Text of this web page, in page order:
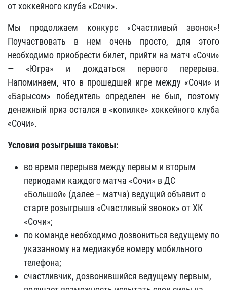
от хоккейного клуба «Сочи».
Мы продолжаем конкурс «Счастливый звонок»!
Поучаствовать в нем очень просто, для этого
необходимо приобрести билет, прийти на матч «Сочи»
— «Югра» и дождаться первого перерыва.
Напоминаем, что в прошедшей игре между «Сочи» и
«Барысом» победитель определен не был, поэтому
денежный приз остался в «копилке» хоккейного клуба
«Сочи».
Условия розыгрыша таковы:
во время перерыва между первым и вторым
периодами каждого матча «Сочи» в ДС
«Большой» (далее – матча) ведущий объявит о
старте розыгрыша «Счастливый звонок» от ХК
«Сочи»;
по команде необходимо дозвониться ведущему по
указанному на медиакубе номеру мобильного
телефона;
счастливчик, дозвонившийся ведущему первым,